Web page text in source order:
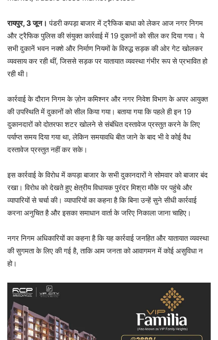
रायपुर, 3 जून। पंडरी कपड़ा बाजार में ट्रैफिक बाधा को लेकर आज नगर निगम
और ट्रैफिक पुलिस की संयुक्त कार्रवाई में 19 दुकानों को सील कर दिया गया। ये
सभी दुकानें भवन नक्शे और निर्माण नियमों के विरुद्ध सड़क की ओर गेट खोलकर
व्यवसाय कर रही थीं, जिससे सड़क पर यातायात व्यवस्था गंभीर रूप से प्रभावित हो
रही थी।
कार्रवाई के दौरान निगम के ज़ोन कमिश्नर और नगर निवेश विभाग के अपर आयुक्त
की उपस्थिति में दुकानों को सील किया गया। बताया गया कि पहले ही इन 19
दुकानदारों को दोतरफा शटर खोलने से संबंधित दस्तावेज प्रस्तुत करने के लिए
पर्याप्त समय दिया गया था, लेकिन समयावधि बीत जाने के बाद भी वे कोई वैध
दस्तावेज प्रस्तुत नहीं कर सके।
इस कार्रवाई के विरोध में कपड़ा बाजार के सभी दुकानदारों ने सोमवार को बाजार बंद
रखा। विरोध को देखते हुए क्षेत्रीय विधायकपुरंदर मिश्रामौके पर पहुंचे और
व्यापारियों से चर्चा की। व्यापारियों का कहना है कि बिना उन्हें सुने सीधी कार्रवाई
करना अनुचित है और इसका समाधान वार्ता के जरिए निकाला जाना चाहिए।
नगर निगम अधिकारियों का कहना है कि यह कार्रवाईजनहित और यातायात व्यवस्था
की सुगमताके लिए की गई है, ताकि आम जनता को आवागमन में कोई असुविधा न
हो।